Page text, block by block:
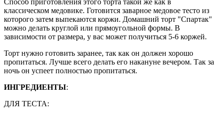
классическом медовике. Готовится заварное медовое тесто из
которого затем выпекаются коржи. Домашний торт "Спартак"
можно делать круглой или прямоугольной формы. В
зависимости от размера, у вас может получиться 5-6 коржей.
Торт нужно готовить заранее, так как он должен хорошо
пропитаться. Лучше всего делать его накануне вечером. Так за
ночь он успеет полностью пропитаться.
ИНГРЕДИЕНТЫ:
ДЛЯ ТЕСТА: